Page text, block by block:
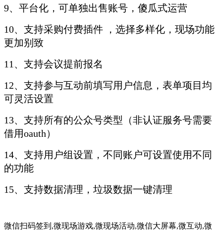
9、平台化，可单独出售账号，傻瓜式运营
10、支持采购付费插件 ，选择多样化，现场功能
更加别致
11、支持会议提前报名
12、支持参与互动前填写用户信息，表单项目均
可灵活设置
13、支持所有的公众号类型（非认证服务号需要
借用oauth）
14、支持用户组设置，不同账户可设置使用不同
的功能
15、支持数据清理，垃圾数据一键清理
微信扫码签到,微现场游戏,微现场活动,微信大屏幕,微互动,微